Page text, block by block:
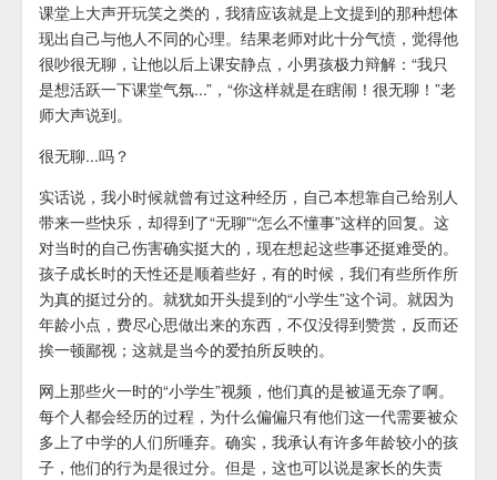
课堂上大声开玩笑之类的，我猜应该就是上文提到的那种想体
现出自己与他人不同的心理。结果老师对此十分气愤，觉得他
很吵很无聊，让他以后上课安静点，小男孩极力辩解：“我只
是想活跃一下课堂气氛...”，“你这样就是在瞎闹！很无聊！”老
师大声说到。
很无聊...吗？
实话说，我小时候就曾有过这种经历，自己本想靠自己给别人
带来一些快乐，却得到了“无聊”“怎么不懂事”这样的回复。这
对当时的自己伤害确实挺大的，现在想起这些事还挺难受的。
孩子成长时的天性还是顺着些好，有的时候，我们有些所作所
为真的挺过分的。就犹如开头提到的“小学生”这个词。就因为
年龄小点，费尽心思做出来的东西，不仅没得到赞赏，反而还
挨一顿鄙视；这就是当今的爱拍所反映的。
网上那些火一时的“小学生”视频，他们真的是被逼无奈了啊。
每个人都会经历的过程，为什么偏偏只有他们这一代需要被众
多上了中学的人们所唾弃。确实，我承认有许多年龄较小的孩
子，他们的行为是很过分。但是，这也可以说是家长的失责